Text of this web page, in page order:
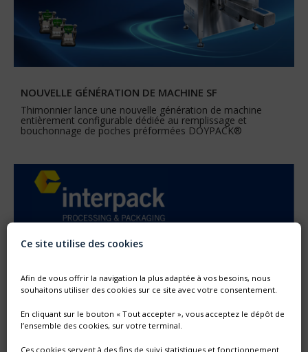
NOUVELLE GÉNÉRATION DE MACHINE SF
Thimonnier lance une nouvelle génération de machine
entièrement configurable dédiée au remplissage et
bouchonnage de poches préformées DOYPACK®
Ce site utilise des cookies
Afin de vous offrir la navigation la plus adaptée à vos besoins, nous
souhaitons utiliser des cookies sur ce site avec votre consentement.
En cliquant sur le bouton « Tout accepter », vous acceptez le dépôt de
l’ensemble des cookies, sur votre terminal.
Ces cookies servent à des fins de suivi statistiques et fonctionnement